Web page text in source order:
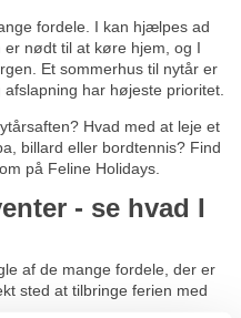
fordele. I kan hjælpes ad
nødt til at køre hjem, og I
Et sommerhus til nytår er
har højeste prioritet.
Hvad med at leje et
billard eller bordtennis? Find
på Feline Holidays.
- se hvad I
af de mange fordele, der er
sted at tilbringe ferien med